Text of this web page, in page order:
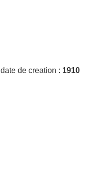
date de creation : 1910